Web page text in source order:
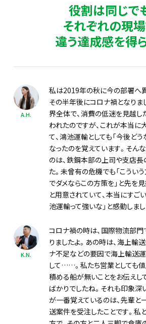
役割は同じで
それぞれの現場
違う達成感を得
A.H.
私は2019年の秋に今の部署へ異
その半年後にコロナ禍となりま
界全体で、消費の低迷を見越
われたのですが、これが本当に
て、鴻池運輸としても「今後ど
なったのを覚えています。そん
のは、鉄鋼本部の上司や支店長
た。未曾有の危機でも「こうい
でダメならこの方策を」と先を
と用意されていて、本当にすご
池運輸って強いな」と感動しまし
K.N.
コロナ禍の時は、国際物流部
りましたよ。あの時は、海上輸
ナ不足などの要因で海上輸送
して……。私たち営業としても
積める船が無いことをお伝えし
ばかりでしたね。それも印象深
が一番覚えているのは、先輩と
送案件を受注したことです。私